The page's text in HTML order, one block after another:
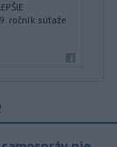
ročník súťaže